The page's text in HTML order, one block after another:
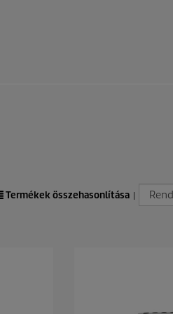
Termékek összehasonlítása |